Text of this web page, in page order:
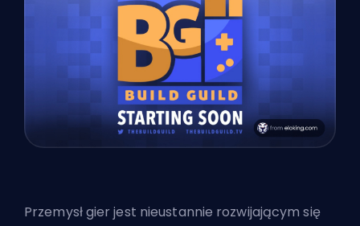
Przemysł gier jest nieustannie rozwijającym się